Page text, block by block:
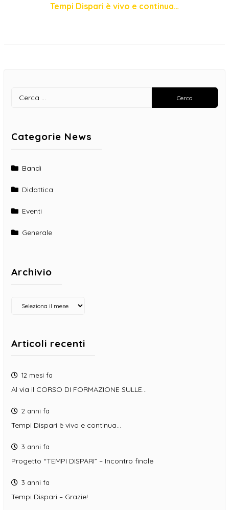
successivo:
Tempi Dispari è vivo e continua…
per:
Categorie News
Bandi
Didattica
Eventi
Generale
Archivio
Archivio
Articoli recenti
12 mesi fa
Al via il CORSO DI FORMAZIONE SULLE…
2 anni fa
Tempi Dispari è vivo e continua…
3 anni fa
Progetto “TEMPI DISPARI” – Incontro finale
3 anni fa
Tempi Dispari – Grazie!